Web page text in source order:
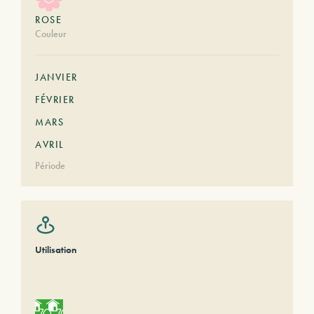
ROSE
Couleur
JANVIER
FÉVRIER
MARS
AVRIL
Période
Utilisation